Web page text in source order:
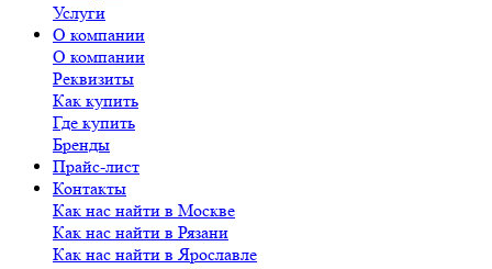
Услуги
О компании
О компании
Реквизиты
Как купить
Где купить
Бренды
Прайс-лист
Контакты
Как нас найти в Москве
Как нас найти в Рязани
Как нас найти в Ярославле